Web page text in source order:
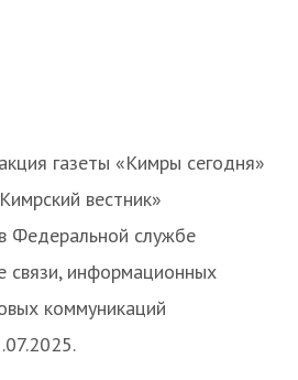
газеты «Кимры сегодня»
вестник»
Федеральной службе
связи, информационных
коммуникаций